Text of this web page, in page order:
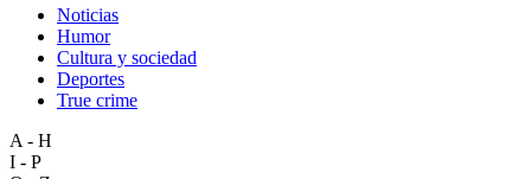
Noticias
Humor
Cultura y sociedad
Deportes
True crime
A - H
I - P